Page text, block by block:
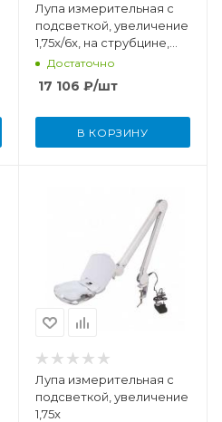
Лупа измерительная с
подсветкой, увеличение
1,75x/6x, на струбцине,
бестеневая, две линзы
Достаточно
17 106 ₽/шт
В КОРЗИНУ
Лупа измерительная с
подсветкой, увеличение
1,75x